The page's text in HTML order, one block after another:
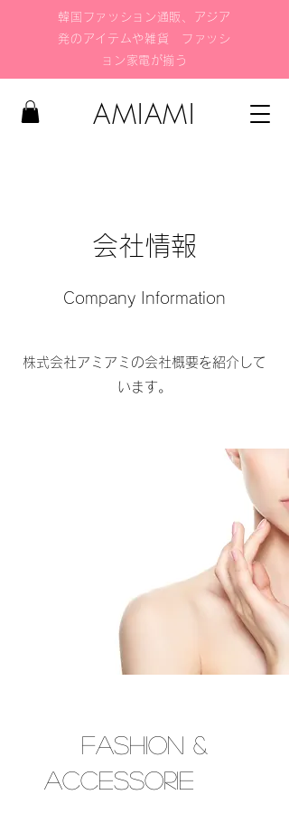
韓国ファッション通販、アジア
発のアイテムや雑貨 ファッシ
ョン家電が揃う
AMIAMI
会社情報
Company Information
株式会社アミアミの会社概要を紹介して
います。
fashion &
Accessorie